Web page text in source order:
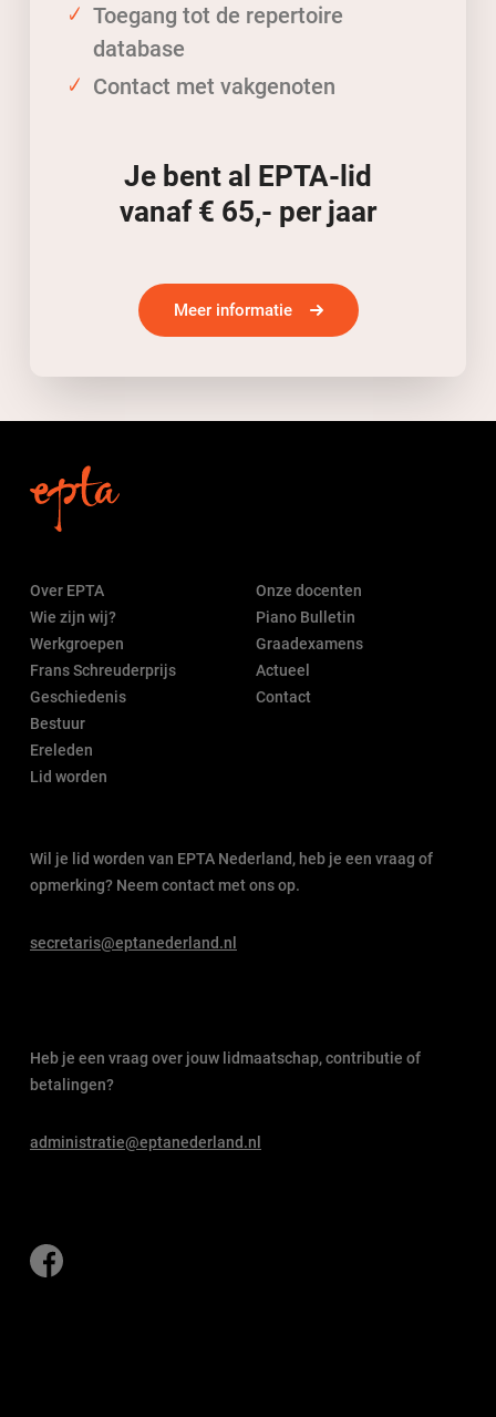
Toegang tot de repertoire
database
Contact met vakgenoten
Je bent al EPTA-lid
vanaf € 65,- per jaar
Meer informatie
Over EPTA
Wie zijn wij?
Werkgroepen
Frans Schreuderprijs
Geschiedenis
Bestuur
Ereleden
Lid worden
Onze docenten
Piano Bulletin
Graadexamens
Actueel
Contact
Wil je lid worden van EPTA Nederland, heb je een vraag of
opmerking? Neem contact met ons op.
secretaris@eptanederland.nl
Heb je een vraag over jouw lidmaatschap, contributie of
betalingen?
administratie@eptanederland.nl